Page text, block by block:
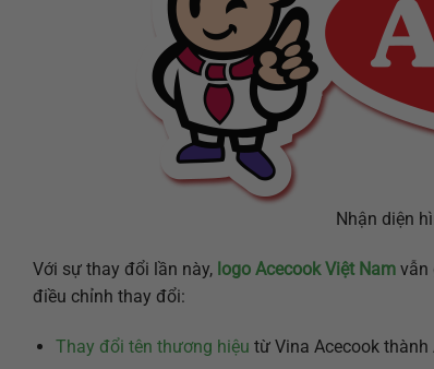
Nhận diện
Với sự thay đổi lần này, logo Acecook Việt Nam vẫn
điều chỉnh thay đổi:
Thay đổi tên thương hiệu từ Vina Acecook